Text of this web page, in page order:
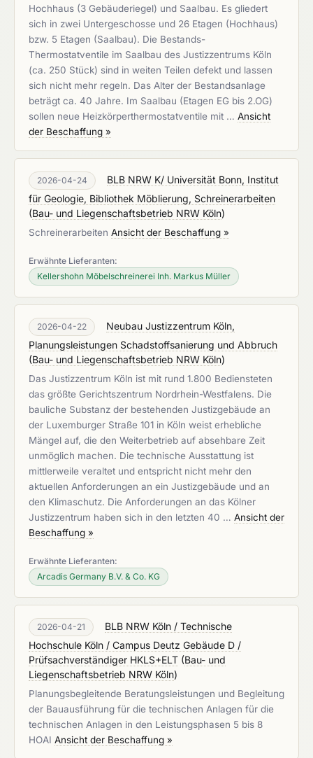
Hochhaus (3 Gebäuderiegel) und Saalbau. Es gliedert
sich in zwei Untergeschosse und 26 Etagen (Hochhaus)
bzw. 5 Etagen (Saalbau). Die Bestands-
Thermostatventile im Saalbau des Justizzentrums Köln
(ca. 250 Stück) sind in weiten Teilen defekt und lassen
sich nicht mehr regeln. Das Alter der Bestandsanlage
beträgt ca. 40 Jahre. Im Saalbau (Etagen EG bis 2.OG)
sollen neue Heizkörperthermostatventile mit … Ansicht
der Beschaffung »
2026-04-24
BLB NRW K/ Universität Bonn, Institut
für Geologie, Bibliothek Möblierung, Schreinerarbeiten
(Bau- und Liegenschaftsbetrieb NRW Köln)
Schreinerarbeiten Ansicht der Beschaffung »
Erwähnte Lieferanten:
Kellershohn Möbelschreinerei Inh. Markus Müller
2026-04-22
Neubau Justizzentrum Köln,
Planungsleistungen Schadstoffsanierung und Abbruch
(Bau- und Liegenschaftsbetrieb NRW Köln)
Das Justizzentrum Köln ist mit rund 1.800 Bediensteten
das größte Gerichtszentrum Nordrhein-Westfalens. Die
bauliche Substanz der bestehenden Justizgebäude an
der Luxemburger Straße 101 in Köln weist erhebliche
Mängel auf, die den Weiterbetrieb auf absehbare Zeit
unmöglich machen. Die technische Ausstattung ist
mittlerweile veraltet und entspricht nicht mehr den
aktuellen Anforderungen an ein Justizgebäude und an
den Klimaschutz. Die Anforderungen an das Kölner
Justizzentrum haben sich in den letzten 40 … Ansicht der
Beschaffung »
Erwähnte Lieferanten:
Arcadis Germany B.V. & Co. KG
2026-04-21
BLB NRW Köln / Technische
Hochschule Köln / Campus Deutz Gebäude D /
Prüfsachverständiger HKLS+ELT (Bau- und
Liegenschaftsbetrieb NRW Köln)
Planungsbegleitende Beratungsleistungen und Begleitung
der Bauausführung für die technischen Anlagen für die
technischen Anlagen in den Leistungsphasen 5 bis 8
HOAI Ansicht der Beschaffung »